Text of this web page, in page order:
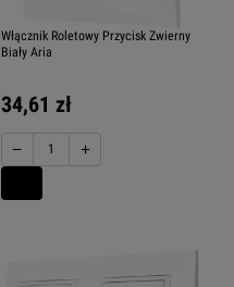
Włącznik Roletowy Przycisk Zwierny
Biały Aria
34,61 zł
− +